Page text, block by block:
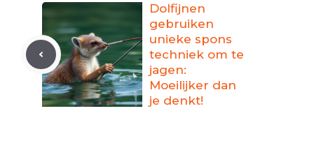
Dolfijnen
gebruiken
unieke spons
techniek om te
jagen:
Moeilijker dan
je denkt!